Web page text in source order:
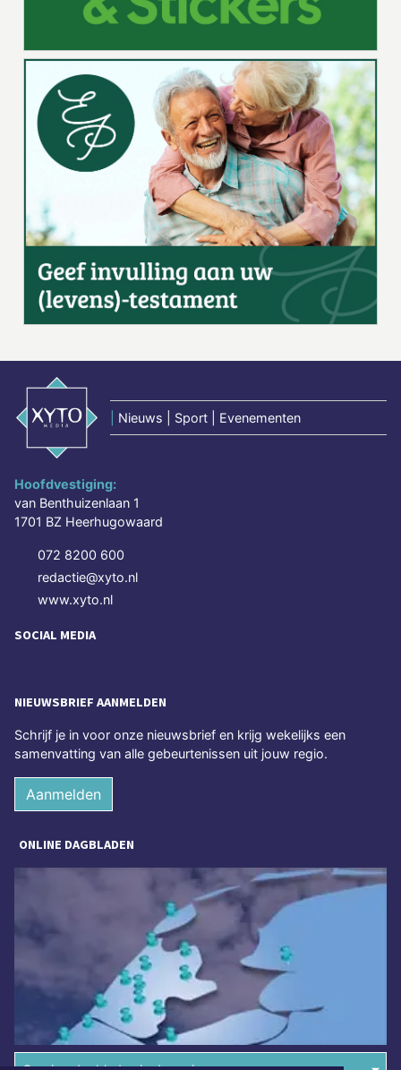
Nieuws | Sport | Evenementen
Hoofdvestiging:
van Benthuizenlaan 1
1701 BZ Heerhugowaard
072 8200 600
redactie@xyto.nl
www.xyto.nl
SOCIAL MEDIA
NIEUWSBRIEF AANMELDEN
Schrijf je in voor onze nieuwsbrief en krijg wekelijks een
samenvatting van alle gebeurtenissen uit jouw regio.
Aanmelden
ONLINE DAGBLADEN